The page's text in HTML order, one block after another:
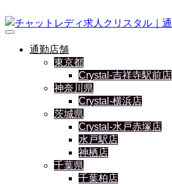
通勤店舗
東京都
Crystal-吉祥寺駅前店
神奈川県
Crystal-横浜店
茨城県
Crystal-水戸赤塚店
水戸駅店
神栖店
千葉県
千葉柏店